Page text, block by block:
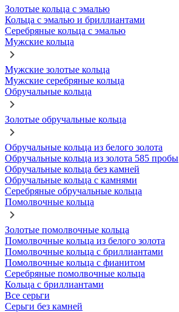
Золотые кольца с эмалью
Кольца с эмалью и бриллиантами
Серебряные кольца с эмалью
Мужские кольца
Мужские золотые кольца
Мужские серебряные кольца
Обручальные кольца
Золотые обручальные кольца
Обручальные кольца из белого золота
Обручальные кольца из золота 585 пробы
Обручальные кольца без камней
Обручальные кольца с камнями
Серебряные обручальные кольца
Помолвочные кольца
Золотые помолвочные кольца
Помолвочные кольца из белого золота
Помолвочные кольца с бриллиантами
Помолвочные кольца с фианитом
Серебряные помолвочные кольца
Кольца с бриллиантами
Все серьги
Серьги без камней